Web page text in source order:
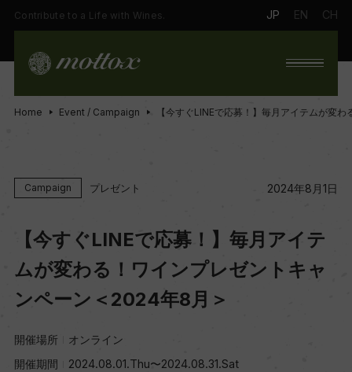
Contribute to a Life with Wines. JP EN CH
Home Event / Campaign 【今すぐLINEで応募！】毎月アイテムが変
Campaign プレゼント 2024年8月1日
【今すぐLINEで応募！】毎月アイテ
ムが変わる！ワインプレゼントキャ
ンペーン＜2024年8月＞
開催場所
オンライン
開催期間
2024.08.01.Thu〜2024.08.31.Sat